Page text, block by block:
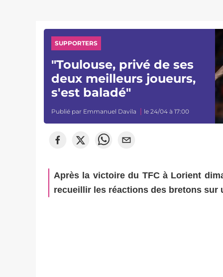
SUPPORTERS
"Toulouse, privé de ses
deux meilleurs joueurs,
s'est baladé"
Publié par Emmanuel Davila le 24/04 à 17:00
Après la victoire du TFC à Lorient
recueillir les réactions des bretons sur